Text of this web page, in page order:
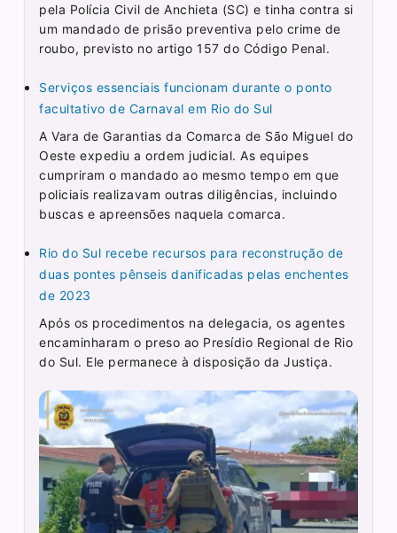
pela Polícia Civil de Anchieta (SC) e tinha contra si
um mandado de prisão preventiva pelo crime de
roubo, previsto no artigo 157 do Código Penal.
Serviços essenciais funcionam durante o ponto
facultativo de Carnaval em Rio do Sul
A Vara de Garantias da Comarca de São Miguel do
Oeste expediu a ordem judicial. As equipes
cumpriram o mandado ao mesmo tempo em que
policiais realizavam outras diligências, incluindo
buscas e apreensões naquela comarca.
Rio do Sul recebe recursos para reconstrução de
duas pontes pênseis danificadas pelas enchentes
de 2023
Após os procedimentos na delegacia, os agentes
encaminharam o preso ao Presídio Regional de Rio
do Sul. Ele permanece à disposição da Justiça.